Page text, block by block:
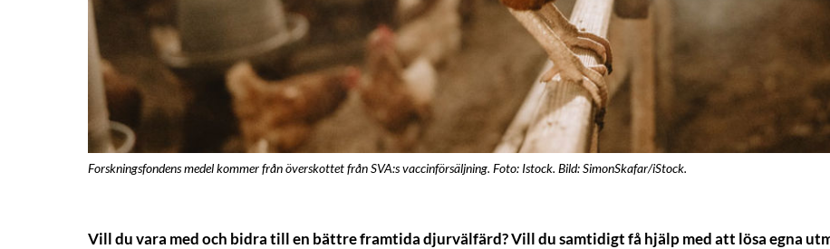
Forskningsfondens medel kommer från överskottet från SVA:s vaccinförsäljning. Foto: Istock. Bild: SimonSkafar/iStock.
Vill du vara med och bidra till en bättre framtida djurvälfärd? Vill du samtidigt få hjälp med att lösa egna